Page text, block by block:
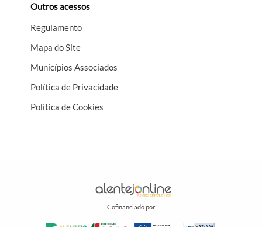
Outros acessos
Regulamento
Mapa do Site
Municípios Associados
Política de Privacidade
Política de Cookies
Cofinanciado por